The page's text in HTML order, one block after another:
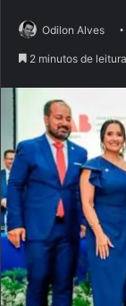
Odilon Alves
2 minutos de leitura